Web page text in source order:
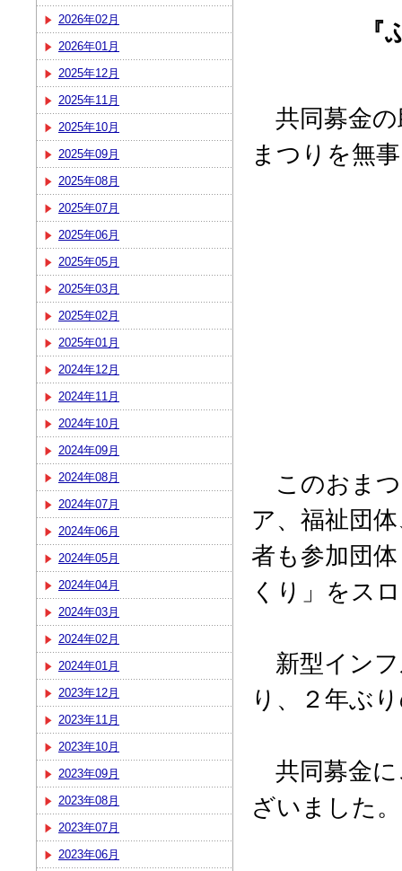
2026年02月
2026年01月
2025年12月
2025年11月
2025年10月
2025年09月
2025年08月
2025年07月
2025年06月
2025年05月
2025年03月
2025年02月
2025年01月
2024年12月
2024年11月
2024年10月
2024年09月
2024年08月
2024年07月
2024年06月
2024年05月
2024年04月
2024年03月
2024年02月
2024年01月
2023年12月
2023年11月
2023年10月
2023年09月
2023年08月
2023年07月
2023年06月
共同募金
まつりを無
このおまつ
ア、福祉団
者も参加団
くり」をス
新型インフ
り、２年ぶ
共同募金
ざいました。